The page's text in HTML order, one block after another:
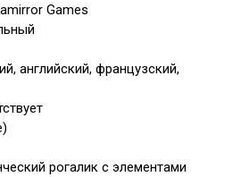
Games
английский, французский,
рогалик с элементами